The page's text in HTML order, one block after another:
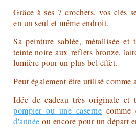
Grâce à ses 7 crochets, vos clés
en un seul et même endroit.
Sa peinture sablée, métallisée et
teinte noire aux reflets bronze,
lumière pour un plus bel effet.
Peut également être utilisé comme
Idée de cadeau très originale et
pompierou une caserne comme
d'année ou encore pour un départ